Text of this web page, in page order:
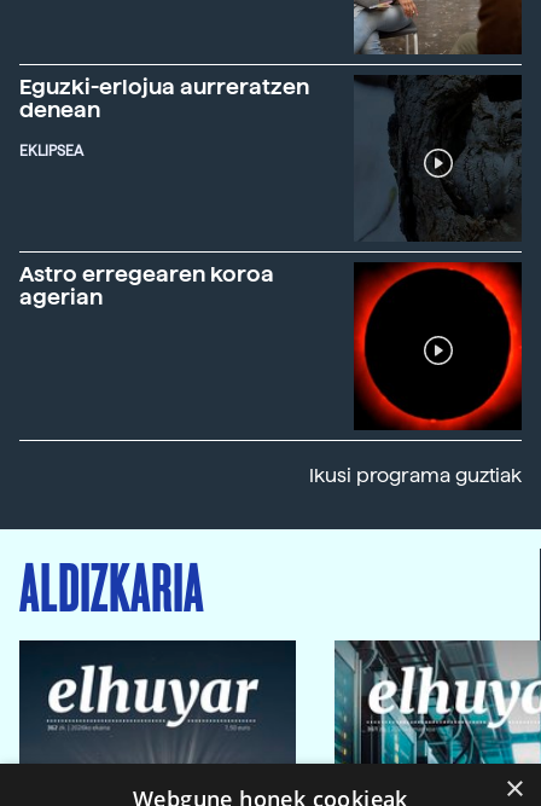
Eguzki-erlojua aurreratzen
denean
EKLIPSEA
Astro erregearen koroa
agerian
Ikusi programa guztiak
ALDIZKARIA
×
Webgune honek cookieak